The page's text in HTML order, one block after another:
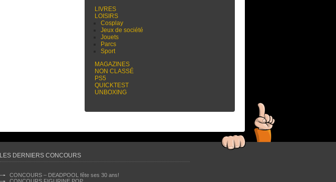
LIVRES
LOISIRS
Cosplay
Jeux de société
Jouets
Parcs
Sport
MAGAZINES
NON CLASSÉ
PS5
QUICKTEST
UNBOXING
LES DERNIERS CONCOURS
CONCOURS – DEADPOOL fête ses 30 ans!